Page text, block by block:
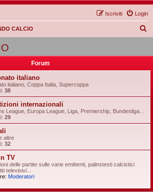
Login
Iscriviti
CALCIO
Forum
italiano
italiano, Coppa Italia, Supercoppa
38
internazionali
League, Europa League, Liga, Premiership, Bundesliga...
29
altre
32
TV
delle partite sulle varie emittenti, palinstesti calcistici
televisivi...
Moderatori